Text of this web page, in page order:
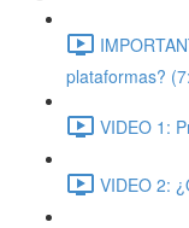
plataformas?
VIDEO 1:
VIDEO 2: